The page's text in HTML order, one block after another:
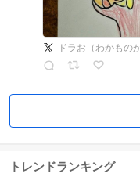
ドラお（わかもの
トレンドランキング